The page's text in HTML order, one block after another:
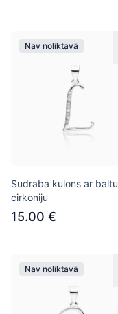
Nav noliktavā
Sudraba kulons ar baltu
cirkoniju
15.00 €
Nav noliktavā